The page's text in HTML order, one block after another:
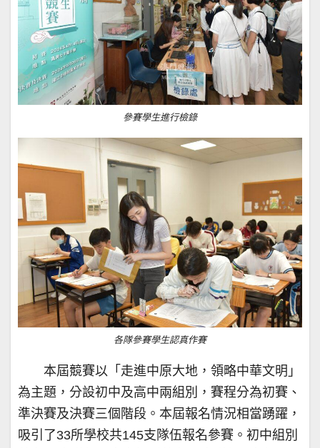
參賽學生進行檢錄
各隊參賽學生認真作賽
本屆競賽以「走進中原大地，領略中華文明」
為主題，分設初中及高中兩組別，賽程分為初賽、
準決賽及決賽三個階段。本屆報名情況相當踴躍，
吸引了33所學校共145支隊伍報名參賽。初中組別